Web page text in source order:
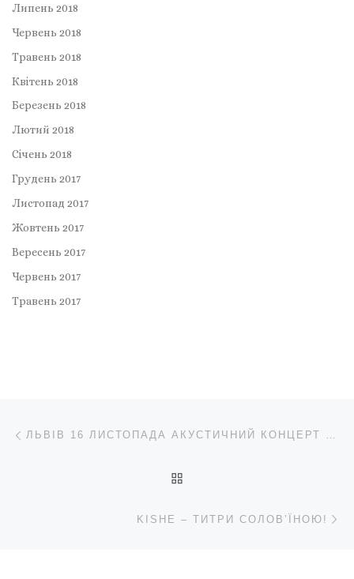
Липень 2018
Червень 2018
Травень 2018
Квітень 2018
Березень 2018
Лютий 2018
Січень 2018
Грудень 2017
Листопад 2017
Жовтень 2017
Вересень 2017
Червень 2017
Травень 2017
Навігація записів
KISHE – ТИТРИ СОЛОВ’ЇНОЮ!